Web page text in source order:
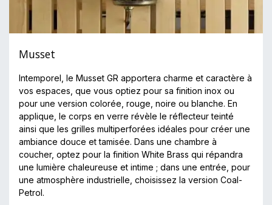
Musset
Intemporel, le Musset GR apportera charme et caractère à
vos espaces, que vous optiez pour sa finition inox ou
pour une version colorée, rouge, noire ou blanche. En
applique, le corps en verre révèle le réflecteur teinté
ainsi que les grilles multiperforées idéales pour créer une
ambiance douce et tamisée. Dans une chambre à
coucher, optez pour la finition White Brass qui répandra
une lumière chaleureuse et intime ; dans une entrée, pour
une atmosphère industrielle, choisissez la version Coal-
Petrol.